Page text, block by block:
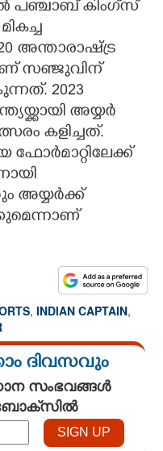
കിംഗ്‌സ്
അന്താരാഷ്ട്ര
സഞ്ജുവിന്
2023
അയ്യർ
കളിച്ചത്.
അയ്യർക്ക്
, INDIAN CAPTAIN,
ദിവസവും
സംഭവങ്ങൾ